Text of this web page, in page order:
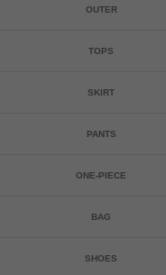
OUTER
TOPS
SKIRT
PANTS
ONE-PIECE
BAG
SHOES